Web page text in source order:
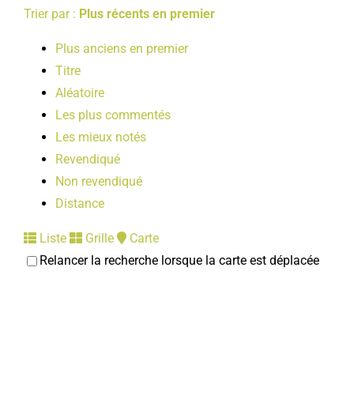
Trier par : Plus récents en premier
Plus anciens en premier
Titre
Aléatoire
Les plus commentés
Les mieux notés
Revendiqué
Non revendiqué
Distance
Liste Grille
Carte
Relancer la recherche lorsque la carte est déplacée